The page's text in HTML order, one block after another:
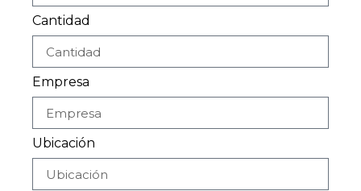
Cantidad
Empresa
Ubicación